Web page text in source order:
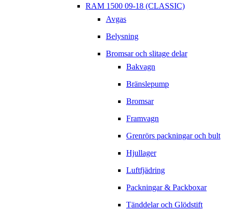
RAM 1500 09-18 (CLASSIC)
Avgas
Belysning
Bromsar och slitage delar
Bakvagn
Bränslepump
Bromsar
Framvagn
Grenrörs packningar och bult
Hjullager
Luftfjädring
Packningar & Packboxar
Tänddelar och Glödstift